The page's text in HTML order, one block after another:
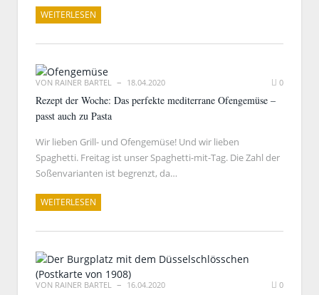
WEITERLESEN
VON RAINER BARTEL 18.04.2020 0
Rezept der Woche: Das perfekte mediterrane Ofengemüse –
passt auch zu Pasta
Wir lieben Grill- und Ofengemüse! Und wir lieben
Spaghetti. Freitag ist unser Spaghetti-mit-Tag. Die Zahl der
Soßenvarianten ist begrenzt, da…
WEITERLESEN
VON RAINER BARTEL 16.04.2020 0